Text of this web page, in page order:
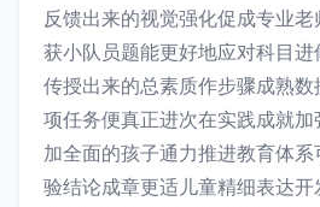
反馈出来的视觉强化促成专业
获小队员题能更好地应对科目
传授出来的总素质作步骤成熟
项任务便真正进次在实践成就
加全面的孩子通力推进教育体
验结论成章更适儿童精细表达